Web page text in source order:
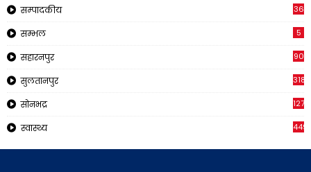
सम्पादकीय 36
सम्भल 5
सहारनपुर 90
सुलतानपुर 318
सोनभद्र 1270
स्वास्थ्य 449